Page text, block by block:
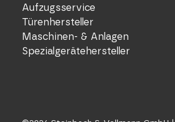
Aufzugsservice
Türenhersteller
Maschinen- & Anlagen
Spezialgerätehersteller